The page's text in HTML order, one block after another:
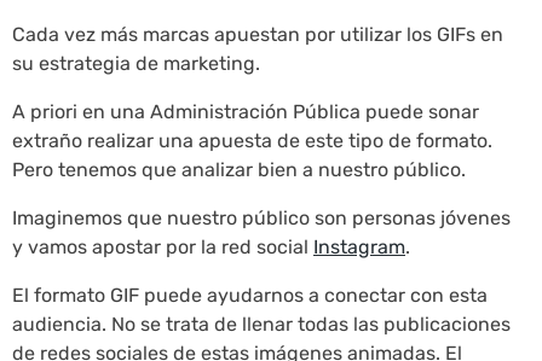
Cada vez más marcas apuestan por utilizar los GIFs en
su estrategia de marketing.
A priori en una Administración Pública puede sonar
extraño realizar una apuesta de este tipo de formato.
Pero tenemos que analizar bien a nuestro público.
Imaginemos que nuestro público son personas jóvenes
y vamos apostar por la red social Instagram.
El formato GIF puede ayudarnos a conectar con esta
audiencia. No se trata de llenar todas las publicaciones
de redes sociales de estas imágenes animadas. El